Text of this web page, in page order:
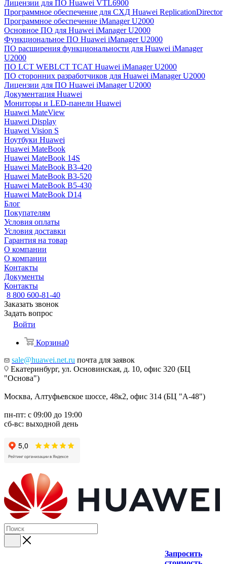
Лицензии для ПО Huawei VTL6900
Программное обеспечение для СХД Huawei ReplicationDirector
Программное обеспечение iManager U2000
Основное ПО для Huawei iManager U2000
Функциональное ПО Huawei iManager U2000
ПО расширения функциональности для Huawei iManager
U2000
ПО LCT WEBLCT TCAT Huawei iManager U2000
ПО сторонних разработчиков для Huawei iManager U2000
Лицензии для ПО Huawei iManager U2000
Документация Huawei
Мониторы и LED-панели Huawei
Huawei MateView
Huawei Display
Huawei Vision S
Ноутбуки Huawei
Huawei MateBook
Huawei MateBook 14S
Huawei MateBook B3-420
Huawei MateBook B3-520
Huawei MateBook B5-430
Huawei MateBook D14
Блог
Покупателям
Условия оплаты
Условия доставки
Гарантия на товар
О компании
О компании
Контакты
Документы
Контакты
8 800 600-81-40
Заказать звонок
Задать вопрос
Войти
Корзина0
sale@huawei.net.ru почта для заявок
Екатеринбург, ул. Основинская, д. 10, офис 320 (БЦ
"Основа")
Москва, Алтуфьевское шоссе, 48к2, офис 314 (БЦ "А-48")
пн-пт: с 09:00 до 19:00
сб-вс: выходной день
Запросить